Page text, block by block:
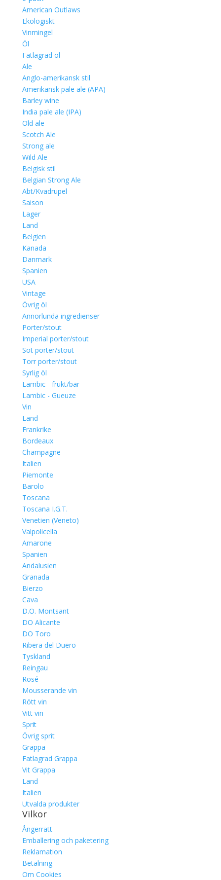
American Outlaws
Ekologiskt
Vinmingel
Öl
Fatlagrad öl
Ale
Anglo-amerikansk stil
Amerikansk pale ale (APA)
Barley wine
India pale ale (IPA)
Old ale
Scotch Ale
Strong ale
Wild Ale
Belgisk stil
Belgian Strong Ale
Abt/Kvadrupel
Saison
Lager
Land
Belgien
Kanada
Danmark
Spanien
USA
Vintage
Övrig öl
Annorlunda ingredienser
Porter/stout
Imperial porter/stout
Söt porter/stout
Torr porter/stout
Syrlig öl
Lambic - frukt/bär
Lambic - Gueuze
Vin
Land
Frankrike
Bordeaux
Champagne
Italien
Piemonte
Barolo
Toscana
Toscana I.G.T.
Venetien (Veneto)
Valpolicella
Amarone
Spanien
Andalusien
Granada
Bierzo
Cava
D.O. Montsant
DO Alicante
DO Toro
Ribera del Duero
Tyskland
Reingau
Rosé
Mousserande vin
Rött vin
Vitt vin
Sprit
Övrig sprit
Grappa
Fatlagrad Grappa
Vit Grappa
Land
Italien
Utvalda produkter
Vilkor
Ångerrätt
Emballering och paketering
Reklamation
Betalning
Om Cookies